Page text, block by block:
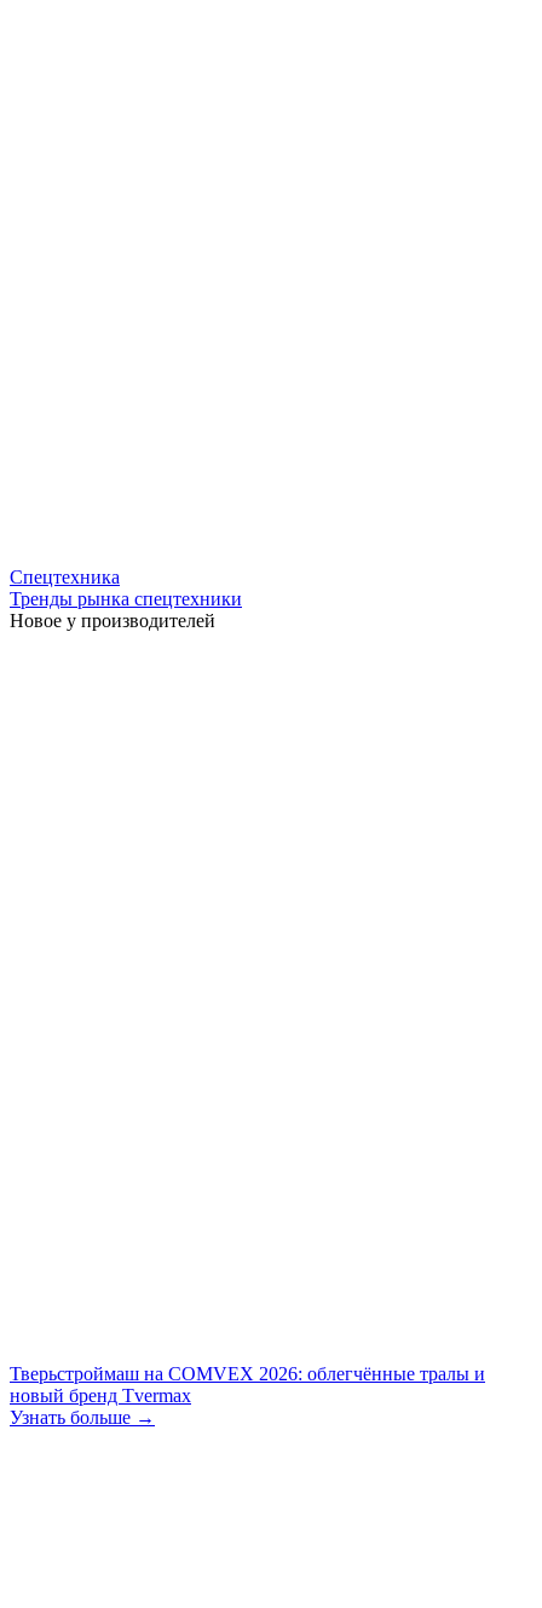
Спецтехника
Тренды рынка спецтехники
Новое у производителей
Тверьстроймаш на COMVEX 2026: облегчённые тралы и
новый бренд Tvermax
Узнать больше →